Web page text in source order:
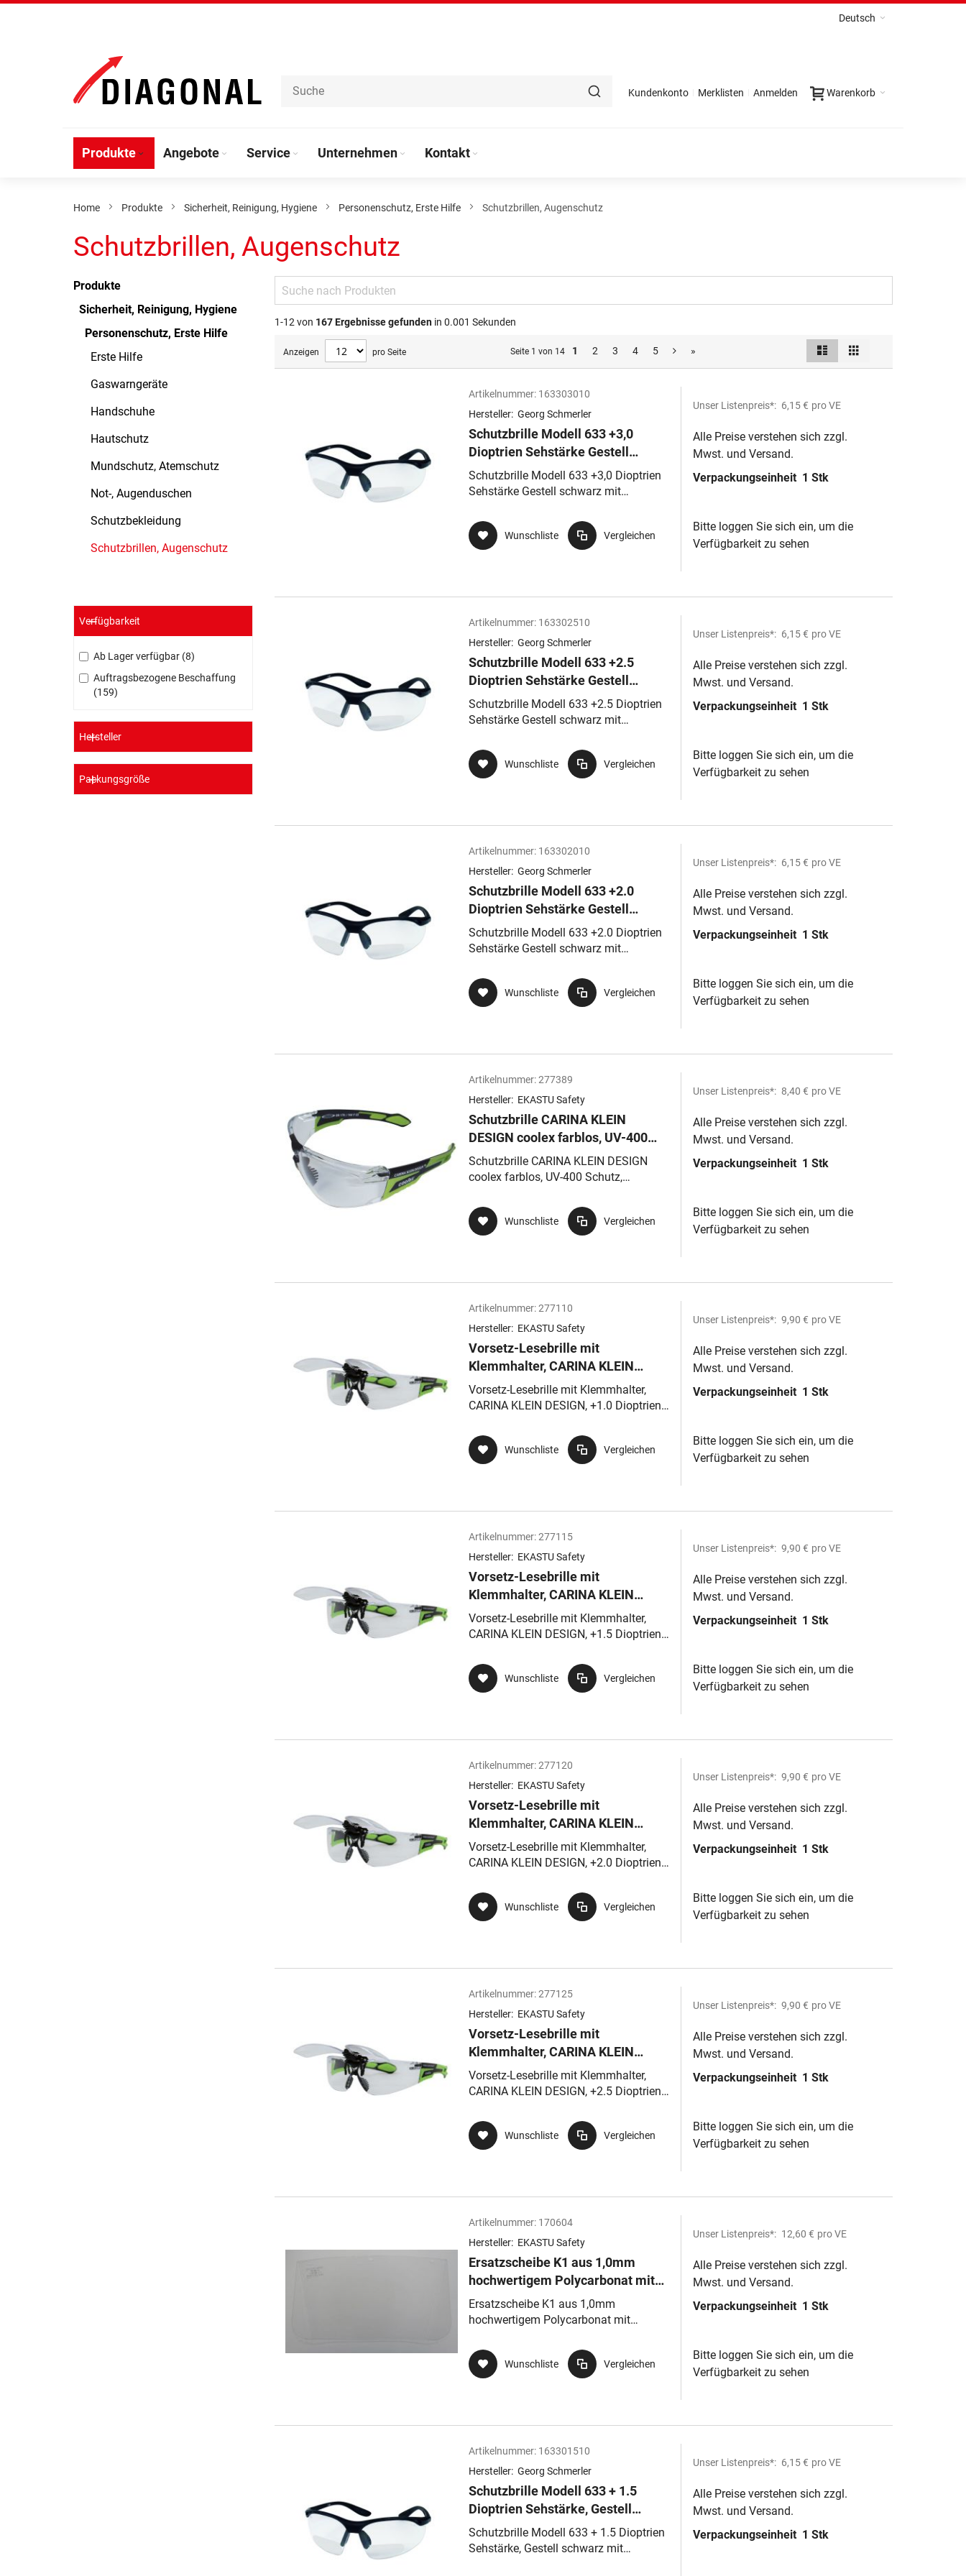
Inhalt
Deutsch
Warenkorb
Kundenkonto Merklisten Anmelden
Produkte Angebote Service Unternehmen Kontakt
Home Produkte Sicherheit, Reinigung, Hygiene Personenschutz, Erste Hilfe Schutzbrillen, Augenschutz
Schutzbrillen, Augenschutz
Produkte
Sicherheit, Reinigung, Hygiene
Personenschutz, Erste Hilfe
Erste Hilfe
Gaswarngeräte
Handschuhe
Hautschutz
Mundschutz, Atemschutz
Not-, Augenduschen
Schutzbekleidung
Schutzbrillen, Augenschutz
Verfügbarkeit
Ab Lager verfügbar 8
Auftragsbezogene Beschaffung
159
Hersteller
Packungsgröße
1-12 von 167Ergebnisse gefunden in 0.001 Sekunden
Anzeigen pro Seite Seite 1 von 14 1 2 3 4 5 » Ansicht
Artikelnummer: 163303010
Hersteller: Georg Schmerler
Schutzbrille Modell 633 +3,0
Dioptrien Sehstärke Gestell
schwarz mit transparenter
Sichtscheibe kratzfest und
Schutzbrille Modell 633 +3,0 Dioptrien
Sehstärke Gestell schwarz mit
und Lesehilfe
Wunschliste Vergleichen
Unser Listenpreis*: 6,15 € pro VE
Alle Preise verstehen sich zzgl.
Mwst. und Versand.
Verpackungseinheit 1 Stk
Bitte loggen Sie sich ein, um die
Verfügbarkeit zu sehen
Artikelnummer: 163302510
Hersteller: Georg Schmerler
Schutzbrille Modell 633 +2.5
Dioptrien Sehstärke Gestell
schwarz mit transparenter
Sichtscheibe kratzfest und
Schutzbrille Modell 633 +2.5 Dioptrien
Sehstärke Gestell schwarz mit
und Lesehilfe
Wunschliste Vergleichen
Unser Listenpreis*: 6,15 € pro VE
Alle Preise verstehen sich zzgl.
Mwst. und Versand.
Verpackungseinheit 1 Stk
Bitte loggen Sie sich ein, um die
Verfügbarkeit zu sehen
Artikelnummer: 163302010
Hersteller: Georg Schmerler
Schutzbrille Modell 633 +2.0
Dioptrien Sehstärke Gestell
schwarz mit transparenter
Sichtscheibe kratzfest und
Schutzbrille Modell 633 +2.0 Dioptrien
Sehstärke Gestell schwarz mit
und Lesehilfe
Wunschliste Vergleichen
Unser Listenpreis*: 6,15 € pro VE
Alle Preise verstehen sich zzgl.
Mwst. und Versand.
Verpackungseinheit 1 Stk
Bitte loggen Sie sich ein, um die
Verfügbarkeit zu sehen
Artikelnummer:277389
Hersteller: EKASTU Safety
Schutzbrille CARINA KLEIN
DESIGN coolex farblos, UV-400
Schutz, antibeschlag und
kratzfeste Sichtscheiben
Schutzbrille CARINA KLEIN DESIGN
coolex farblos, UV-400 Schutz,
Sichtscheiben
Wunschliste Vergleichen
Unser Listenpreis*: 8,40 € pro VE
Alle Preise verstehen sich zzgl.
Mwst. und Versand.
Verpackungseinheit 1 Stk
Bitte loggen Sie sich ein, um die
Verfügbarkeit zu sehen
Artikelnummer:277110
Hersteller: EKASTU Safety
Vorsetz-Lesebrille mit
Klemmhalter, CARINA KLEIN
DESIGN, +1.0 Dioptrien, Anti-
Kratz-Beschichtung
Vorsetz-Lesebrille mit Klemmhalter,
CARINA KLEIN DESIGN, +1.0 Dioptrien,
Wunschliste Vergleichen
Unser Listenpreis*: 9,90 € pro VE
Alle Preise verstehen sich zzgl.
Mwst. und Versand.
Verpackungseinheit 1 Stk
Bitte loggen Sie sich ein, um die
Verfügbarkeit zu sehen
Artikelnummer:277115
Hersteller: EKASTU Safety
Vorsetz-Lesebrille mit
Klemmhalter, CARINA KLEIN
DESIGN, +1.5 Dioptrien, Anti-
Kratz-Beschichtung
Vorsetz-Lesebrille mit Klemmhalter,
CARINA KLEIN DESIGN, +1.5 Dioptrien,
Wunschliste Vergleichen
Unser Listenpreis*: 9,90 € pro VE
Alle Preise verstehen sich zzgl.
Mwst. und Versand.
Verpackungseinheit 1 Stk
Bitte loggen Sie sich ein, um die
Verfügbarkeit zu sehen
Artikelnummer:277120
Hersteller: EKASTU Safety
Vorsetz-Lesebrille mit
Klemmhalter, CARINA KLEIN
DESIGN, +2.0 Dioptrien, Anti-
Kratz-Beschichtung
Vorsetz-Lesebrille mit Klemmhalter,
CARINA KLEIN DESIGN, +2.0 Dioptrien,
Wunschliste Vergleichen
Unser Listenpreis*: 9,90 € pro VE
Alle Preise verstehen sich zzgl.
Mwst. und Versand.
Verpackungseinheit 1 Stk
Bitte loggen Sie sich ein, um die
Verfügbarkeit zu sehen
Artikelnummer:277125
Hersteller: EKASTU Safety
Vorsetz-Lesebrille mit
Klemmhalter, CARINA KLEIN
DESIGN, +2.5 Dioptrien, Anti-
Kratz-Beschichtung
Vorsetz-Lesebrille mit Klemmhalter,
CARINA KLEIN DESIGN, +2.5 Dioptrien,
Wunschliste Vergleichen
Unser Listenpreis*: 9,90 € pro VE
Alle Preise verstehen sich zzgl.
Mwst. und Versand.
Verpackungseinheit 1 Stk
Bitte loggen Sie sich ein, um die
Verfügbarkeit zu sehen
Artikelnummer: 170604
Hersteller: EKASTU Safety
Ersatzscheibe K1 aus 1,0mm
hochwertigem Polycarbonat mit
speziellen Komfortbiegungen
Ersatzscheibe K1 aus 1,0mm
hochwertigem Polycarbonat mit
Wunschliste Vergleichen
Unser Listenpreis*: 12,60 € pro VE
Alle Preise verstehen sich zzgl.
Mwst. und Versand.
Verpackungseinheit 1 Stk
Bitte loggen Sie sich ein, um die
Verfügbarkeit zu sehen
Artikelnummer: 163301510
Hersteller: Georg Schmerler
Schutzbrille Modell 633 + 1.5
Dioptrien Sehstärke, Gestell
schwarz mit transparenter
Sichtscheibe, kratzfest
Schutzbrille Modell 633 + 1.5 Dioptrien
Sehstärke, Gestell schwarz mit
Unser Listenpreis*: 6,15 € pro VE
Alle Preise verstehen sich zzgl.
Mwst. und Versand.
Verpackungseinheit 1 Stk